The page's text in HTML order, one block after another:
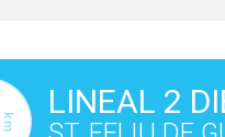
LINEAL 2